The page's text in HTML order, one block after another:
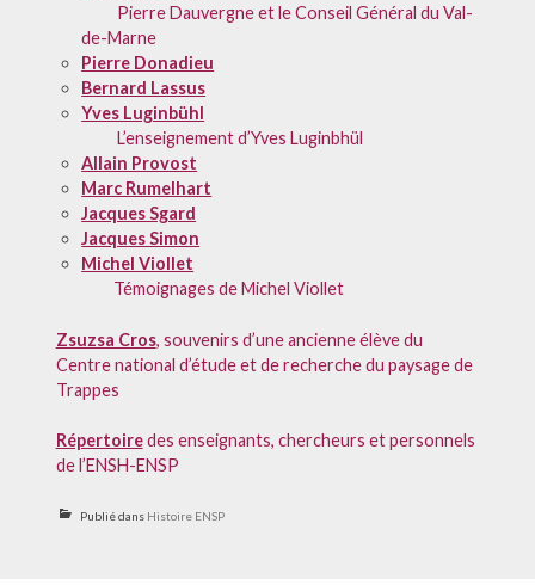
Pierre Dauvergne et le Conseil Général du Val-
de-Marne
Pierre Donadieu
Bernard Lassus
Yves Luginbühl
L’enseignement d’Yves Luginbhül
Allain Provost
Marc Rumelhart
Jacques Sgard
Jacques Simon
Michel Viollet
Témoignages de Michel Viollet
Zsuzsa Cros, souvenirs d’une ancienne élève du
Centre national d’étude et de recherche du paysage de
Trappes
Répertoiredes enseignants, chercheurs et personnels
de l’ENSH-ENSP
Publié dans Histoire ENSP